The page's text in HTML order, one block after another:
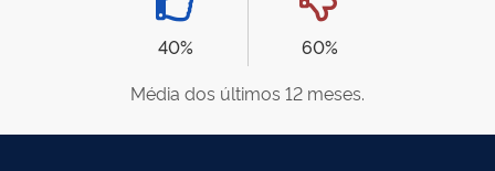
40%
60%
Média dos últimos 12 meses.